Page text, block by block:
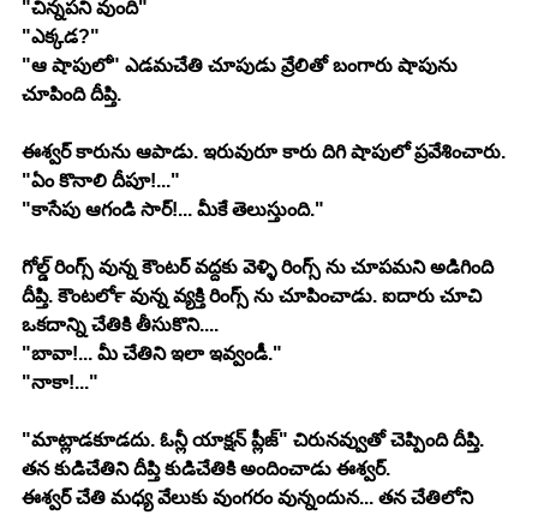
"చిన్నపని వుంది"
"ఎక్కడ?"
"ఆ షాపులో" ఎడమచేతి చూపుడు వ్రేలితో బంగారు షాపును
చూపింది దీప్తి.
ఈశ్వర్ కారును ఆపాడు. ఇరువురూ కారు దిగి షాపులో ప్రవేశించారు.
"ఏం కొనాలి దీపూ!..."
"కాసేపు ఆగండి సార్!... మీకే తెలుస్తుంది."
గోల్డ్ రింగ్స్ వున్న కౌంటర్ వద్దకు వెళ్ళి రింగ్స్ ను చూపమని అడిగింది
దీప్తి. కౌంటర్‍లో వున్న వ్యక్తి రింగ్స్ ను చూపించాడు. ఐదారు చూచి
ఒకదాన్ని చేతికి తీసుకొని....
"బావా!... మీ చేతిని ఇలా ఇవ్వండీ."
"నాకా!..."
"మాట్లాడకూడదు. ఓన్లీ యాక్షన్ ప్లీజ్" చిరునవ్వుతో చెప్పింది దీప్తి.
తన కుడిచేతిని దీప్తి కుడిచేతికి అందించాడు ఈశ్వర్.
ఈశ్వర్ చేతి మధ్య వేలుకు వుంగరం వున్నందున... తన చేతిలోని